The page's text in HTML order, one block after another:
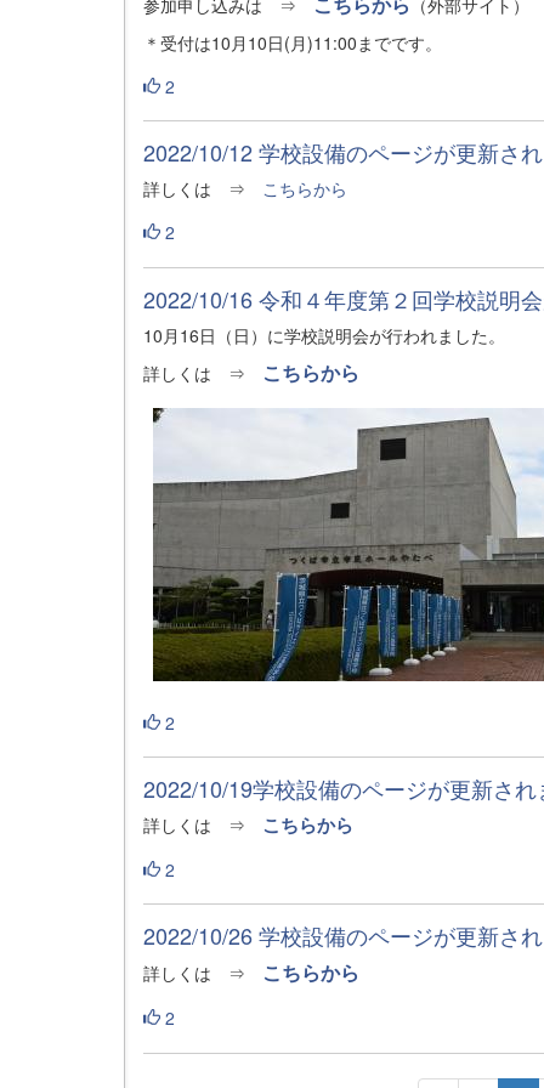
参加申し込みは ⇒
（外部サイト）
＊受付は10月10日(月)11:00までです。
2
2022/10/12 学校設備のページが更新さ
詳しくは ⇒ こちらから
2
2022/10/16 令和４年度第２回学校説明
10月16日（日）に学校説明会が行われました。
詳しくは ⇒ こちらから
2
2022/10/19学校設備のページが更新さ
詳しくは ⇒ こちらから
2
2022/10/26 学校設備のページが更新さ
詳しくは ⇒ こちらから
2